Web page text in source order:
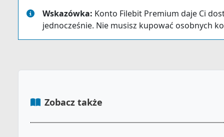
Wskazówka: Konto Filebit Premium daje Ci
jednocześnie. Nie musisz kupować osobnych
Zobacz także